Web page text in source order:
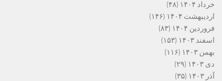
خرداد ۱۴۰۴
(۴۸)
اردیبهشت ۱۴۰۴
(۱۴۶)
فروردین ۱۴۰۴
(۸۳)
اسفند ۱۴۰۳
(۱۵۳)
بهمن ۱۴۰۳
(۱۱۶)
دی ۱۴۰۳
(۲۹)
آذر ۱۴۰۳
(۳۵)